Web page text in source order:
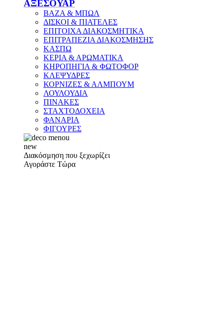
ΑΞΕΣΟΥΑΡ
ΒΑΖΑ & ΜΠΩΛ
ΔΙΣΚΟΙ & ΠΙΑΤΕΛΕΣ
ΕΠΙΤΟΙΧΑ ΔΙΑΚΟΣΜΗΤΙΚΑ
ΕΠΙΤΡΑΠΕΖΙΑ ΔΙΑΚΟΣΜΗΣΗΣ
ΚΑΣΠΩ
ΚΕΡΙΑ & ΑΡΩΜΑΤΙΚΑ
ΚΗΡΟΠΗΓΙΑ & ΦΩΤΟΦΟΡ
ΚΛΕΨΥΔΡΕΣ
ΚΟΡΝΙΖΕΣ & ΑΛΜΠΟΥΜ
ΛΟΥΛΟΥΔΙΑ
ΠΙΝΑΚΕΣ
ΣΤΑΧΤΟΔΟΧΕΙΑ
ΦΑΝΑΡΙΑ
ΦΙΓΟΥΡΕΣ
new
Διακόσμηση που ξεχωρίζει
Αγοράστε Τώρα